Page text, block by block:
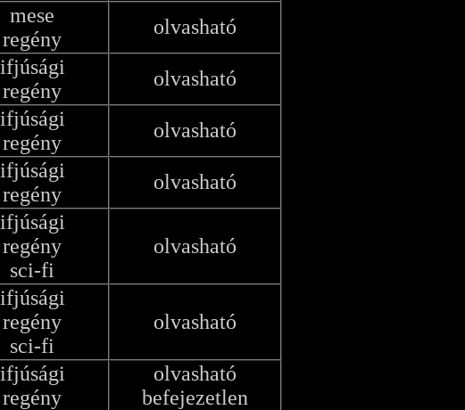
mese
regény
olvasható
ifjúsági
regény
olvasható
ifjúsági
regény
olvasható
ifjúsági
regény
olvasható
ifjúsági
regény
sci-fi
olvasható
ifjúsági
regény
sci-fi
olvasható
ifjúsági
regény
olvasható
befejezetlen